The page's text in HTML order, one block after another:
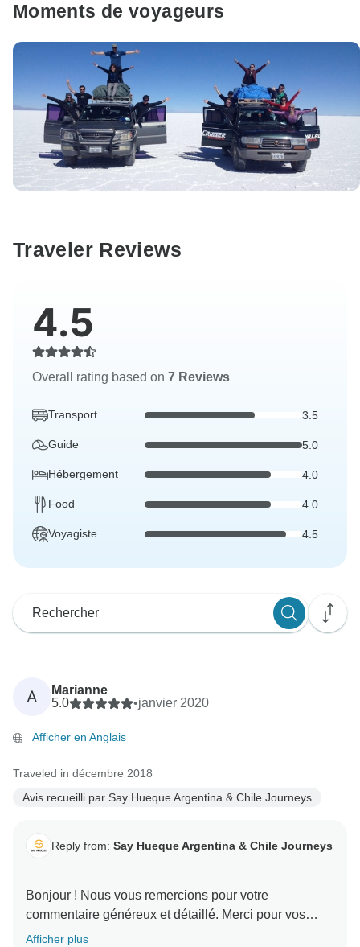
Moments de voyageurs
Traveler Reviews
4.5
Overall rating based on 7 Reviews
Transport 3.5
Guide 5.0
Hébergement 4.0
Food 4.0
Voyagiste 4.5
A
Marianne
5.0
•janvier 2020
Afficher en Anglais
Traveled in décembre 2018
Avis recueilli par Say Hueque Argentina & Chile Journeys
Reply from: Say Hueque Argentina & Chile Journeys
Bonjour ! Nous vous remercions pour votre
commentaire généreux et détaillé. Merci pour vos
commentaires concernant l'hôtel à San Pedro, nous
Afficher plus